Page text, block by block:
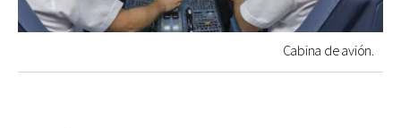
Cabina de avión.